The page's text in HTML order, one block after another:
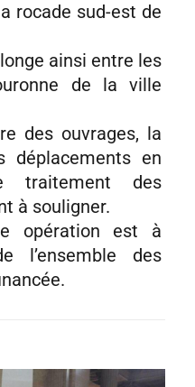
rocade sud-est de
ainsi entre les
de la ville
des ouvrages, la
déplacements en
des
à souligner.
opération est à
l’ensemble des